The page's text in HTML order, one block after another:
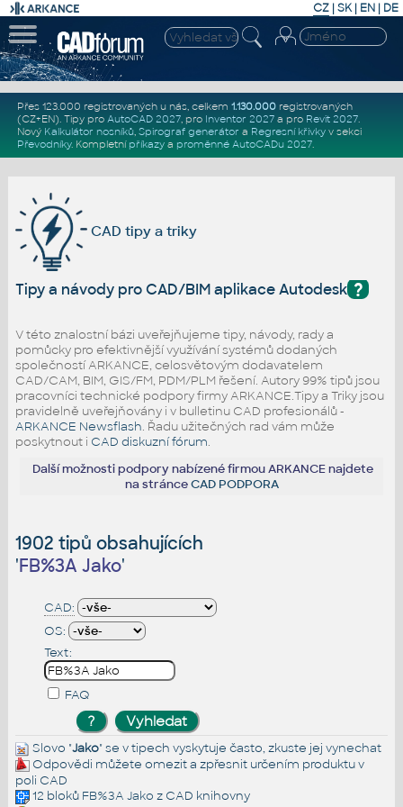
CZ | SK| EN | DE
Přes 123.000 registrovaných u nás, celkem 1.130.000registrovaných
(CZ+EN). Tipy pro AutoCAD 2027, pro Inventor 2027a pro Revit 2027.
Nový Kalkulátor nosníků, Spirograf generátor a Regresní křivkyv sekci
Převodníky. Kompletní příkazya proměnné AutoCADu 2027.
CAD tipy a triky
?
Tipy a návody pro CAD/BIM aplikace Autodesk
V této znalostní bázi uveřejňujeme tipy, návody, rady a
pomůcky pro efektivnější využívání systémů dodaných
společností ARKANCE, celosvětovým dodavatelem
CAD/CAM, BIM, GIS/FM, PDM/PLM řešení. Autory 99% tipů jsou
pracovníci technické podpory firmy ARKANCE.Tipy a Triky jsou
pravidelně uveřejňovány i v bulletinu CAD profesionálů -
ARKANCE Newsflash. Řadu užitečných rad vám může
poskytnout i CAD diskuzní fórum.
Další možnosti podpory nabízené firmou ARKANCE najdete
na stránceCAD PODPORA
1902 tipů obsahujících
'FB%3A Jako'
CAD:
OS:
Text:
FAQ
Slovo "Jako" se v tipech vyskytuje často, zkuste jej vynechat
Odpovědi můžete omezit a zpřesnit určením produktu v
poli CAD
12 bloků FB%3A Jako z CAD knihovny